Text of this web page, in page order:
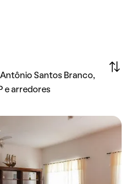
Santos Branco,
e arredores